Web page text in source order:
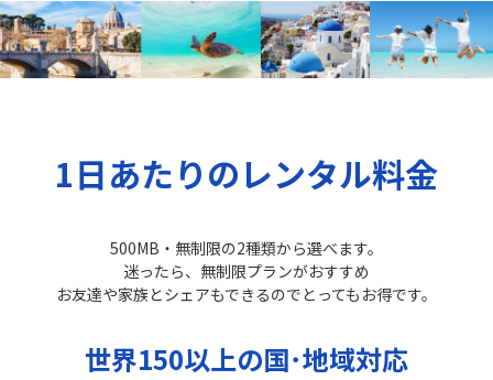
1日あたりのレンタル料金
500MB・無制限の2種類から選べます。
迷ったら、無制限プランがおすすめ
お友達や家族とシェアもできるのでとってもお得です。
世界150以上の国･地域対応